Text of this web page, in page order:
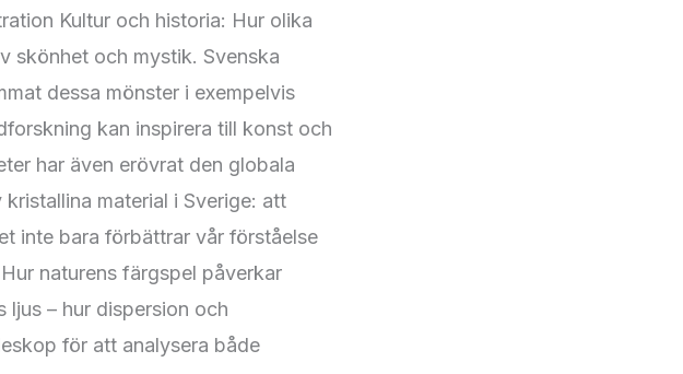
Kultur och historia: Hur olika
skönhet och mystik. Svenska
dessa mönster i exempelvis
kan inspirera till konst och
har även erövrat den globala
material i Sverige: att
inte bara förbättrar vår förståelse
naturens färgspel påverkar
– hur dispersion och
för att analysera både